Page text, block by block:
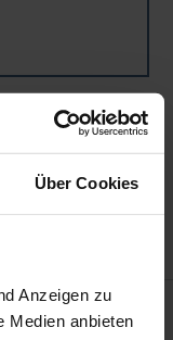
Über Cookies
Anzeigen zu
Medien anbieten